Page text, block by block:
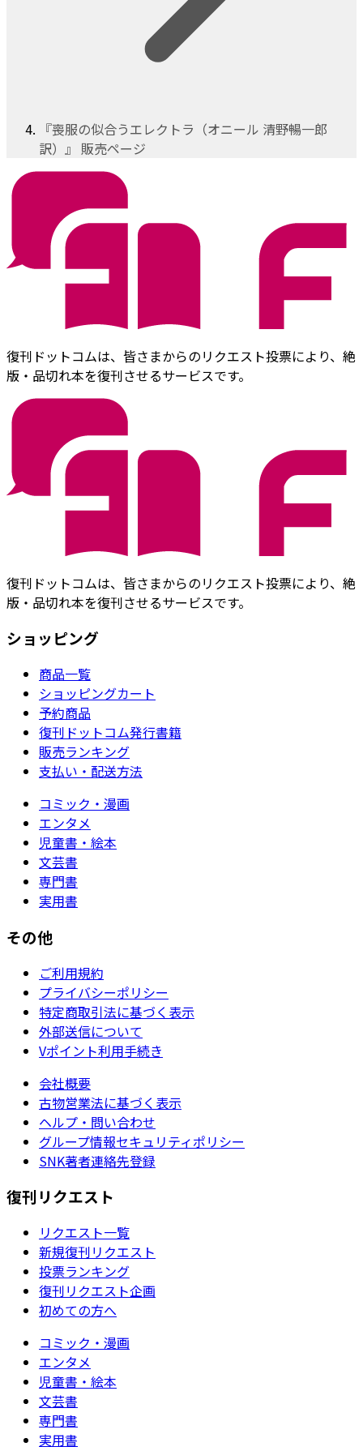
『喪服の似合うエレクトラ（オニール 清野暢一郎
訳）』 販売ページ
復刊ドットコムは、皆さまからのリクエスト投票により、絶
版・品切れ本を復刊させるサービスです。
復刊ドットコムは、皆さまからのリクエスト投票により、絶
版・品切れ本を復刊させるサービスです。
ショッピング
商品一覧
ショッピングカート
予約商品
復刊ドットコム発行書籍
販売ランキング
支払い・配送方法
コミック・漫画
エンタメ
児童書・絵本
文芸書
専門書
実用書
その他
ご利用規約
プライバシーポリシー
特定商取引法に基づく表示
外部送信について
Vポイント利用手続き
会社概要
古物営業法に基づく表示
ヘルプ・問い合わせ
グループ情報セキュリティポリシー
SNK著者連絡先登録
復刊リクエスト
リクエスト一覧
新規復刊リクエスト
投票ランキング
復刊リクエスト企画
初めての方へ
コミック・漫画
エンタメ
児童書・絵本
文芸書
専門書
実用書